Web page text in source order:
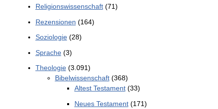
Religionswissenschaft(71)
Rezensionen (164)
Soziologie(28)
Sprache(3)
Theologie(3.091)
Bibelwissenschaft(368)
Altest Testament(33)
Neues Testament(171)